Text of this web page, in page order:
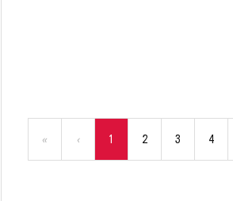
« ‹ 1 2 3 4